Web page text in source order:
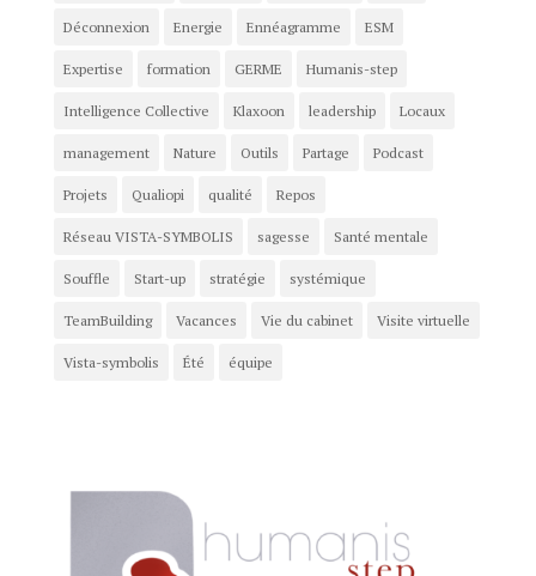
Déconnexion Energie Ennéagramme ESM
Expertise formation GERME Humanis-step
Intelligence Collective Klaxoon leadership Locaux
management Nature Outils Partage Podcast
Projets Qualiopi qualité Repos
Réseau VISTA-SYMBOLIS sagesse Santé mentale
Souffle Start-up stratégie systémique
TeamBuilding Vacances Vie du cabinet Visite virtuelle
Vista-symbolis Été équipe